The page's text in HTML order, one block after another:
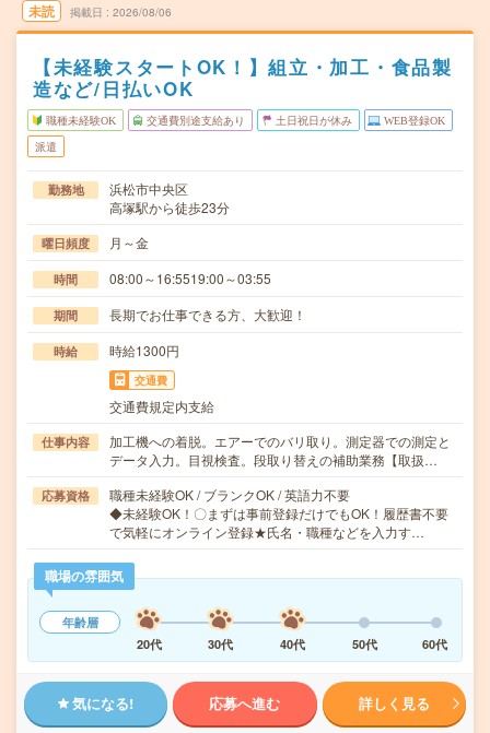
未読 掲載日 2026/08/06
【未経験スタートOK！】組立・加工・食品製
造など/日払いOK
職種未経験OK 交通費別途支給あり 土日祝日が休み WEB登録OK
派遣
勤務地
浜松市中央区
高塚駅から徒歩23分
曜日頻度 月～金
時間 08:00～16:5519:00～03:55
期間 長期でお仕事できる方、大歓迎！
時給 時給1300円
交通費
交通費規定内支給
仕事内容
加工機への着脱。エアーでのバリ取り。測定器での測定と
データ入力。目視検査。段取り替えの補助業務【取扱…
応募資格
職種未経験OK / ブランクOK / 英語力不要
◆未経験OK！〇まずは事前登録だけでもOK！履歴書不要
で気軽にオンライン登録★氏名・職種などを入力す…
職場の雰囲気
年齢層
20代
30代 40代 50代 60代
気になる! 応募へ進む 詳しく見る